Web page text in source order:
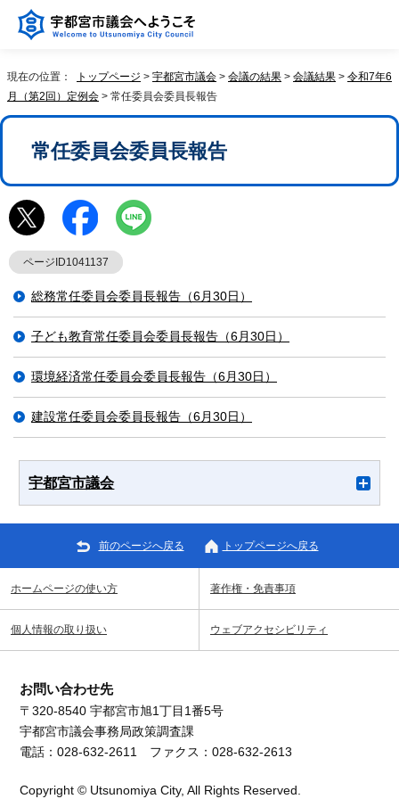
現在の位置： トップページ > 宇都宮市議会 > 会議の結果 > 会議結果 > 令和7年6
月（第2回）定例会 > 常任委員会委員長報告
常任委員会委員長報告
ページID1041137
総務常任委員会委員長報告（6月30日）
子ども教育常任委員会委員長報告（6月30日）
環境経済常任委員会委員長報告（6月30日）
建設常任委員会委員長報告（6月30日）
宇都宮市議会
前のページへ戻る トップページへ戻る
ホームページの使い方 著作権・免責事項
個人情報の取り扱い ウェブアクセシビリティ
お問い合わせ先
〒320-8540 宇都宮市旭1丁目1番5号
宇都宮市議会事務局政策調査課
電話：028-632-2611 ファクス：028-632-2613
Copyright © Utsunomiya City, All Rights Reserved.